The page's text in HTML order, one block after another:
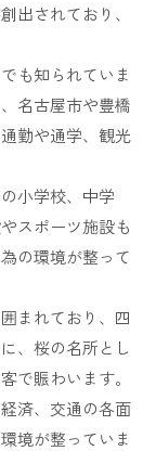
出されており、
も知られていま
名古屋市や豊橋
勤や通学、観光
小学校、中学
スポーツ施設も
の環境が整って
まれており、四
、桜の名所とし
で賑わいます。
済、交通の各面
境が整っていま